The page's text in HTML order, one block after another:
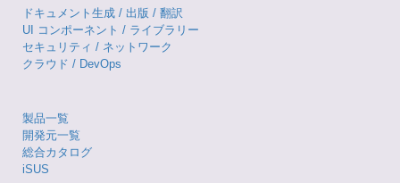
ドキュメント生成 / 出版 / 翻訳
UI コンポーネント / ライブラリー
セキュリティ / ネットワーク
クラウド / DevOps
製品一覧
開発元一覧
総合カタログ
iSUS